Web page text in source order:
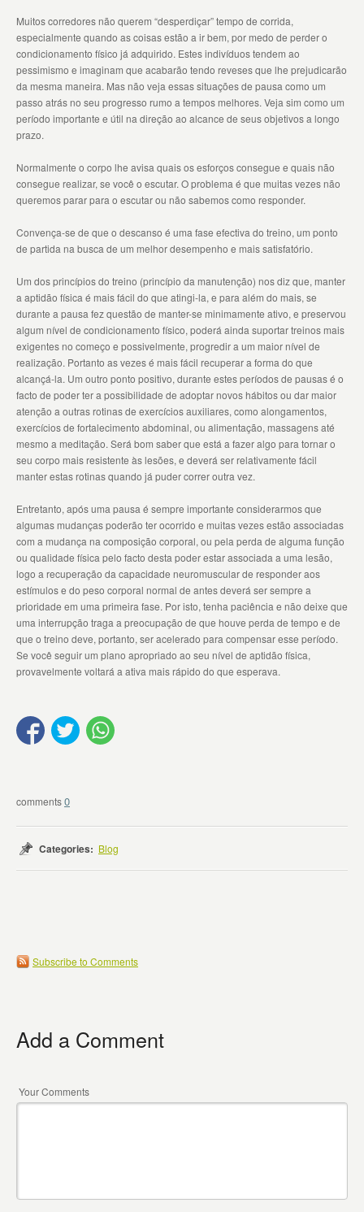
Muitos corredores não querem “desperdiçar” tempo de corrida,
especialmente quando as coisas estão a ir bem, por medo de perder o
condicionamento físico já adquirido. Estes indivíduos tendem ao
pessimismo e imaginam que acabarão tendo reveses que lhe prejudicarão
da mesma maneira. Mas não veja essas situações de pausa como um
passo atrás no seu progresso rumo a tempos melhores. Veja sim como um
período importante e útil na direção ao alcance de seus objetivos a longo
prazo.
Normalmente o corpo lhe avisa quais os esforços consegue e quais não
consegue realizar, se você o escutar. O problema é que muitas vezes não
queremos parar para o escutar ou não sabemos como responder.
Convença-se de que o descanso é uma fase efectiva do treino, um ponto
de partida na busca de um melhor desempenho e mais satisfatório.
Um dos princípios do treino (princípio da manutenção) nos diz que, manter
a aptidão física é mais fácil do que atingi-la, e para além do mais, se
durante a pausa fez questão de manter-se minimamente ativo, e preservou
algum nível de condicionamento físico, poderá ainda suportar treinos mais
exigentes no começo e possivelmente, progredir a um maior nível de
realização. Portanto as vezes é mais fácil recuperar a forma do que
alcançá-la. Um outro ponto positivo, durante estes períodos de pausas é o
facto de poder ter a possibilidade de adoptar novos hábitos ou dar maior
atenção a outras rotinas de exercícios auxiliares, como alongamentos,
exercícios de fortalecimento abdominal, ou alimentação, massagens até
mesmo a meditação. Será bom saber que está a fazer algo para tornar o
seu corpo mais resistente às lesões, e deverá ser relativamente fácil
manter estas rotinas quando já puder correr outra vez.
Entretanto, após uma pausa é sempre importante considerarmos que
algumas mudanças poderão ter ocorrido e muitas vezes estão associadas
com a mudança na composição corporal, ou pela perda de alguma função
ou qualidade física pelo facto desta poder estar associada a uma lesão,
logo a recuperação da capacidade neuromuscular de responder aos
estímulos e do peso corporal normal de antes deverá ser sempre a
prioridade em uma primeira fase. Por isto, tenha paciência e não deixe que
uma interrupção traga a preocupação de que houve perda de tempo e de
que o treino deve, portanto, ser acelerado para compensar esse período.
Se você seguir um plano apropriado ao seu nível de aptidão física,
provavelmente voltará a ativa mais rápido do que esperava.
0
Categories: Blog
Subscribe to Comments
Add a Comment
Your Comments